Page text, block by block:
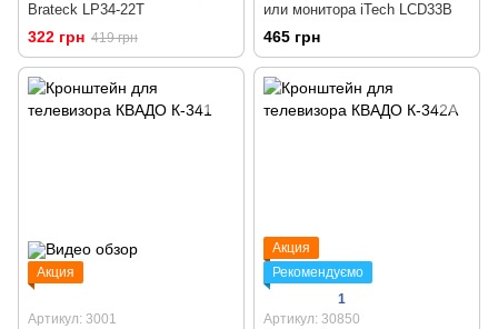
Brateck LP34-22T
322 грн 419 грн
или монитора iTech LCD33B
465 грн
Акция
Артикул: 3001
Акция
Рекомендуємо
1
Артикул: 30850